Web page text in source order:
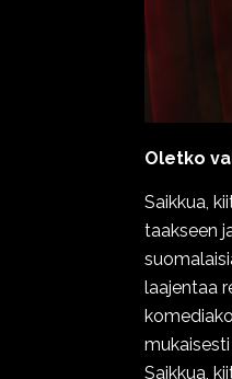
Oletko
Saikkua,
taakseen
laajentaa
Saikkua,